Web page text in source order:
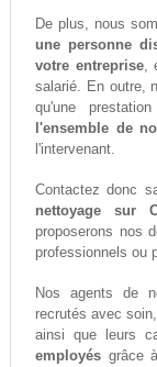
De plus, nous
une personne
votre entreprise,
salarié. En outre,
qu'une
l'ensemble de
l'intervenant.
Contactez donc
nettoyage sur
proposerons nos
professionnels ou
Nos agents de
recrutés avec
ainsi que leurs
employésgrâce à